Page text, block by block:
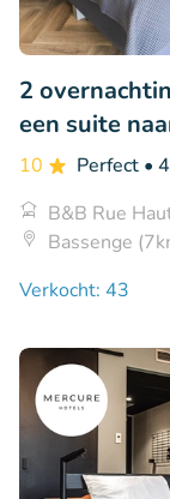
2
een suite
10 Perfect •
B&B Rue
Bassenge
Verkocht: 43